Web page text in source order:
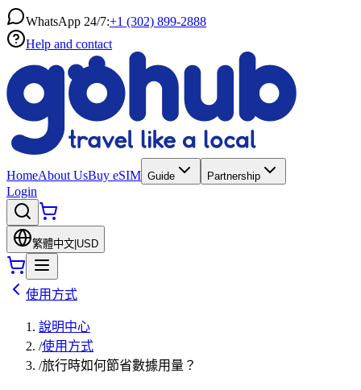
WhatsApp 24/7:+1 (302) 899-2888
Help and contact
HomeAbout UsBuy eSIM Guide Partnership
Login
繁體中文 USD
使用方式
說明中心
/使用方式
/旅行時如何節省數據用量？